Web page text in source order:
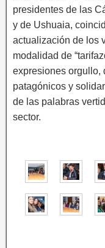
presidentes de las
y de Ushuaia,
actualización de los
modalidad de
expresiones orgullo,
patagónicos y
de las palabras
sector.